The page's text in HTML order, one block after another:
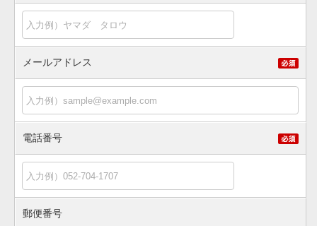
メールアドレス
電話番号
郵便番号